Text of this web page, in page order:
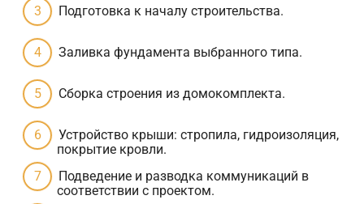
Подготовка к началу строительства.
Заливка фундамента выбранного типа.
Сборка строения из домокомплекта.
Устройство крыши: стропила, гидроизоляция,
покрытие кровли.
Подведение и разводка коммуникаций в
соответствии с проектом.